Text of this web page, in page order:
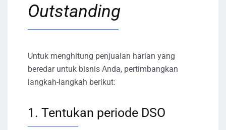
Outstanding
Untuk menghitung penjualan harian yang
beredar untuk bisnis Anda, pertimbangkan
langkah-langkah berikut:
1. Tentukan periode DSO